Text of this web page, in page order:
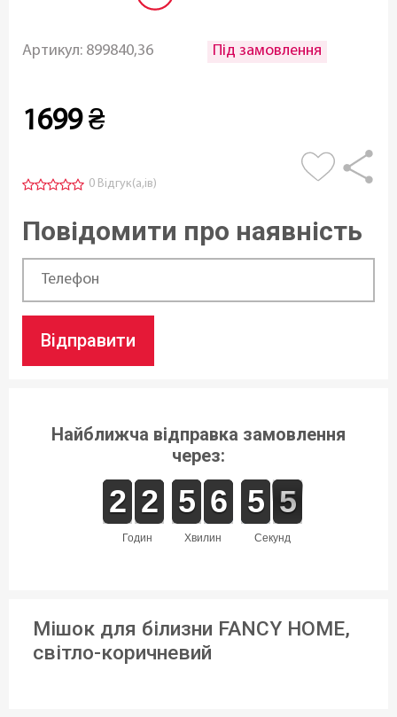
Артикул: 899840,36 Під замовлення
1699 ₴
0 Відгук(а,ів)
Повідомити про наявність
Відправити
Найближча відправка замовлення
через:
годин
1
1
2
2 1
1
2
2
хвилин
4
4
5
5 7
6
6
секунд
0
5
5 5
5
4
Мішок для білизни FANCY HOME,
світло-коричневий